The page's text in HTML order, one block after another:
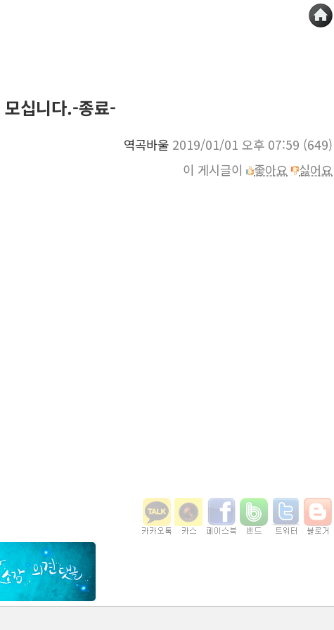
십니다.-종료-
역곡바울 2019/01/01 오후 07:59 (649)
이 게시글이
좋아요 싫어요